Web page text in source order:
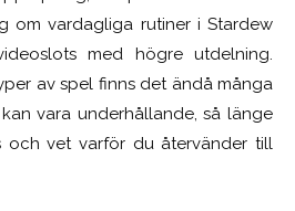
om vardagliga rutiner i Stardew
med högre utdelning.
av spel finns det ändå många
vara underhållande, så länge
och vet varför du återvänder till